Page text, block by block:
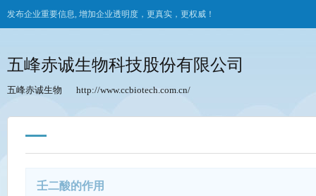
发布企业重要信息, 增加企业透明度，更真实，更权威！
五峰赤诚生物科技股份有限公司
五峰赤诚生物 http://www.ccbiotech.com.cn/
壬二酸的作用